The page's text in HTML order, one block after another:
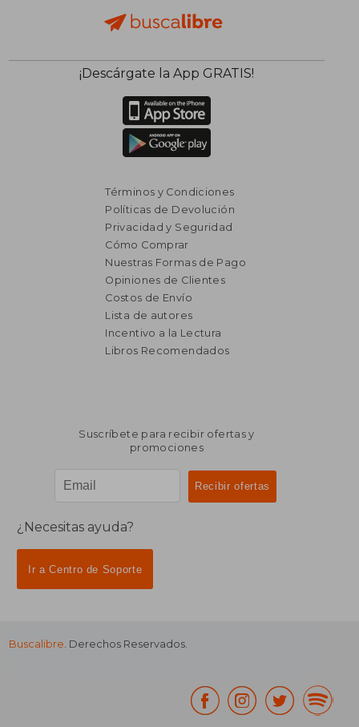
¡Descárgate la App GRATIS!
Términos y Condiciones
Políticas de Devolución
Privacidad y Seguridad
Cómo Comprar
Nuestras Formas de Pago
Opiniones de Clientes
Costos de Envío
Lista de autores
Incentivo a la Lectura
Libros Recomendados
Suscríbete para recibir ofertas y
promociones
¿Necesitas ayuda?
Ir a Centro de Soporte
Buscalibre. Derechos Reservados.